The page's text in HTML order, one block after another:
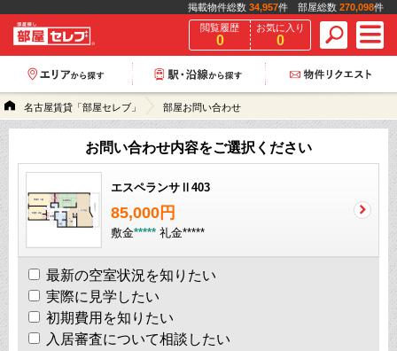
掲載物件総数 34,957件 部屋総数 270,098件
閲覧履歴
0
お気に入り
0
名古屋賃貸「部屋セレブ」 部屋お問い合わせ
お問い合わせ内容をご選択ください
エスペランサⅡ403
85,000円
敷金***** 礼金*****
最新の空室状況を知りたい
実際に見学したい
初期費用を知りたい
入居審査について相談したい